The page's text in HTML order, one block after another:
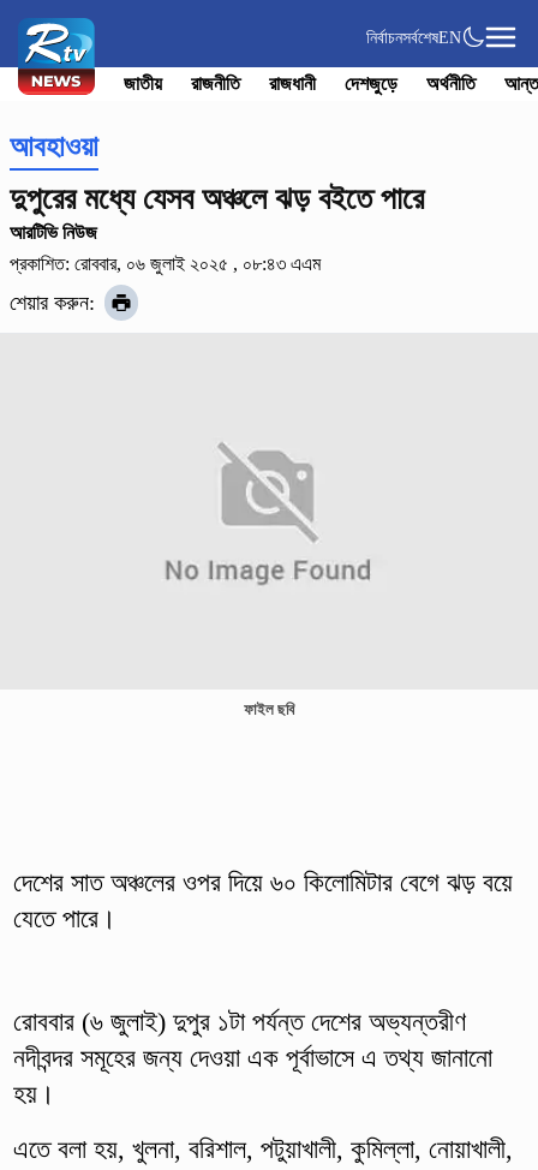
নির্বাচনসর্বশেষEN
জাতীয় রাজনীতি রাজধানী দেশজুড়ে অর্থনীতি
আবহাওয়া
দুপুরের মধ্যে যেসব অঞ্চলে ঝড় বইতে পারে
আরটিভি নিউজ
প্রকাশিত: রোববার, ০৬ জুলাই ২০২৫ , ০৮:৪৩ এএম
শেয়ার করুন:
ফাইল ছবি
দেশের সাত অঞ্চলের ওপর দিয়ে ৬০ কিলোমিটার বেগে ঝড় বয়ে
যেতে পারে।
রোববার (৬ জুলাই) দুপুর ১টা পর্যন্ত দেশের অভ্যন্তরীণ
নদীবন্দর সমূহের জন্য দেওয়া এক পূর্বাভাসে এ তথ্য জানানো
হয়।
এতে বলা হয়, খুলনা, বরিশাল, পটুয়াখালী, কুমিল্লা, নোয়াখালী,